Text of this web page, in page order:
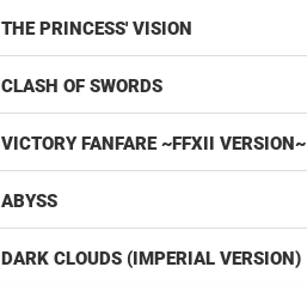
THE PRINCESS' VISION
CLASH OF SWORDS
VICTORY FANFARE ~FFXII VERSION~
ABYSS
DARK CLOUDS (IMPERIAL VERSION)